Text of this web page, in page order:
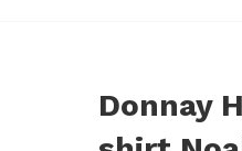
Donnay